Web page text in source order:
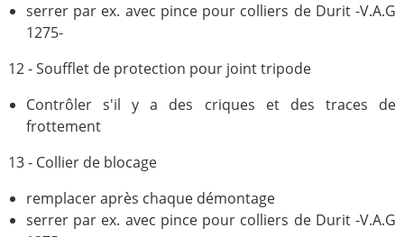
serrer par ex. avec pince pour colliers de Durit -V.A.G
1275-
12 - Soufflet de protection pour joint tripode
Contrôler s'il y a des criques et des traces de
frottement
13 - Collier de blocage
remplacer après chaque démontage
serrer par ex. avec pince pour colliers de Durit -V.A.G